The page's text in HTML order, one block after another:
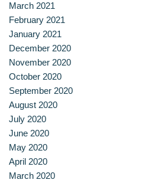
วีดีโอแนะนำ
ศิษย์เก่า
สาขาวิชาการกำหนดและการประกอบอาหาร
สาขาวิชาคหกรรมศาสตร์
สาขาวิชาอุตสาหกรรมการประกอบอาหาร
สาขาวิชาเทคโนโลยีการประกอบอาหารและก
March 2021
February 2021
January 2021
December 2020
November 2020
October 2020
September 2020
August 2020
July 2020
June 2020
May 2020
April 2020
March 2020